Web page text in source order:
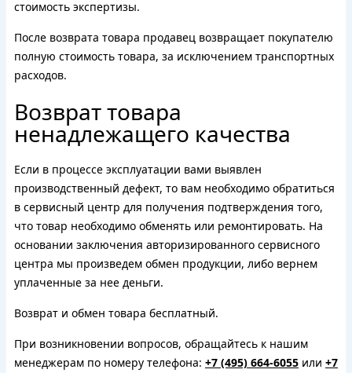
стоимость экспертизы.
После возврата товара продавец возвращает покупателю
полную стоимость товара, за исключением транспортных
расходов.
Возврат товара
ненадлежащего качества
Если в процессе эксплуатации вами выявлен
производственный дефект, то вам необходимо обратиться
в сервисный центр для получения подтверждения того,
что товар необходимо обменять или ремонтировать. На
основании заключения авторизированного сервисного
центра мы произведем обмен продукции, либо вернем
уплаченные за нее деньги.
Возврат и обмен товара бесплатный.
При возникновении вопросов, обращайтесь к нашим
менеджерам по номеру телефона: +7 (495) 664-6055 или +7